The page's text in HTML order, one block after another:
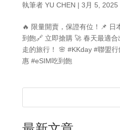
執筆者 YU CHEN | 3月 5, 2025
🔥 限量開賣，保證有位！📌 日
到飽🔗 立即搶購 🚀 春天最適
走的旅行！ 🌸 #KKday #聯盟
惠 #eSIM吃到飽